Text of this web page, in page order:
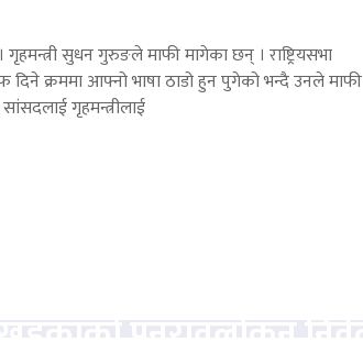
सुधन गुरुङले माफी मागेका छन् । राष्ट्रियसभा
दिने क्रममा आफ्नो भाषा ठाडो हुन पुगेको भन्दै उनले माफी
गृहमन्त्रीलाई